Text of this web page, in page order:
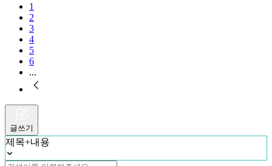
1
2
3
4
5
6
...
글쓰기
제목+내용